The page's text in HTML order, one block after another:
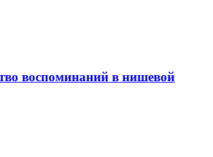
воспоминаний в нишевой